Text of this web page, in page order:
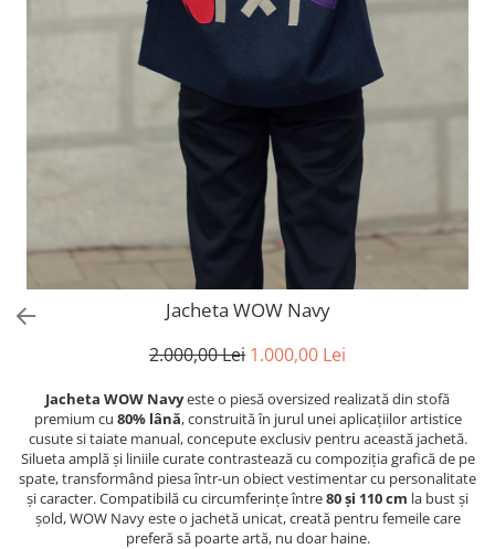
Jacheta WOW Navy
2.000,00 Lei 1.000,00 Lei
Jacheta WOW Navyeste o piesă oversized realizată din stofă
premium cu 80% lână, construită în jurul unei aplicațiilor artistice
cusute si taiate manual, concepute exclusiv pentru această jachetă.
Silueta amplă și liniile curate contrastează cu compoziția grafică de pe
spate, transformând piesa într-un obiect vestimentar cu personalitate
și caracter. Compatibilă cu circumferințe între80 și 110 cm la bust și
șold, WOW Navy este o jachetă unicat, creată pentru femeile care
preferă să poarte artă, nu doar haine.